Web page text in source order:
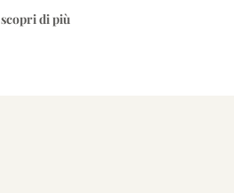
scopri di più